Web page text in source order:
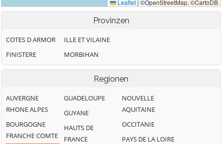
Provinzen
COTES D ARMOR
FINISTERE
ILLE ET VILAINE
MORBIHAN
Regionen
AUVERGNE
RHONE ALPES
BOURGOGNE
FRANCHE COMTE
GUADELOUPE
GUYANE
HAUTS DE
FRANCE
NOUVELLE
AQUITAINE
OCCITANIE
PAYS DE LA LOIRE